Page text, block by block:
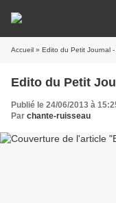
Accueil » Edito du Petit Journal
Edito du Petit
Publié le 24/06/2013 à
Par chante-ruisseau